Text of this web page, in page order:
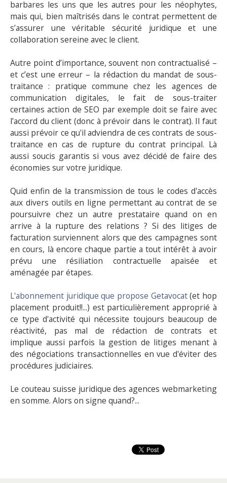
barbares les uns que les autres pour les néophytes,
mais qui, bien maîtrisés dans le contrat permettent de
s’assurer une véritable sécurité juridique et une
collaboration sereine avec le client.
Autre point d’importance, souvent non contractualisé –
et c’est une erreur – la rédaction du mandat de sous-
traitance : pratique commune chez les agences de
communication digitales, le fait de sous-traiter
certaines action de SEO par exemple doit se faire avec
l’accord du client (donc à prévoir dans le contrat). Il faut
aussi prévoir ce qu'il adviendra de ces contrats de sous-
traitance en cas de rupture du contrat principal. Là
aussi soucis garantis si vous avez décidé de faire des
économies sur votre juridique.
Quid enfin de la transmission de tous le codes d'accès
aux divers outils en ligne permettant au contrat de se
poursuivre chez un autre prestataire quand on en
arrive à la rupture des relations ? Si des litiges de
facturation surviennent alors que des campagnes sont
en cours, là encore chaque partie a tout intérêt à avoir
prévu une résiliation contractuelle apaisée et
aménagée par étapes.
L'abonnement juridique que propose Getavocat(et hop
placement produit!!...) est particulièrement approprié à
ce type d'activité qui nécessite toujours beaucoup de
réactivité, pas mal de rédaction de contrats et
implique aussi parfois la gestion de litiges menant à
des négociations transactionnelles en vue d'éviter des
procédures judiciaires.
Le couteau suisse juridique des agences webmarketing
en somme. Alors on signe quand?...